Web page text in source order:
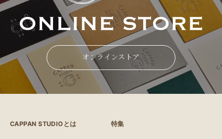
オンラインストア
CAPPAN STUDIOとは 特集